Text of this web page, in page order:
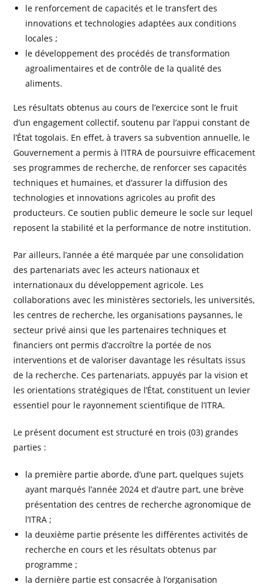
le renforcement de capacités et le transfert des
innovations et technologies adaptées aux conditions
locales ;
le développement des procédés de transformation
agroalimentaires et de contrôle de la qualité des
aliments.
Les résultats obtenus au cours de l’exercice sont le fruit
d’un engagement collectif, soutenu par l’appui constant de
l’État togolais. En effet, à travers sa subvention annuelle, le
Gouvernement a permis à l’ITRA de poursuivre efficacement
ses programmes de recherche, de renforcer ses capacités
techniques et humaines, et d’assurer la diffusion des
technologies et innovations agricoles au profit des
producteurs. Ce soutien public demeure le socle sur lequel
reposent la stabilité et la performance de notre institution.
Par ailleurs, l’année a été marquée par une consolidation
des partenariats avec les acteurs nationaux et
internationaux du développement agricole. Les
collaborations avec les ministères sectoriels, les universités,
les centres de recherche, les organisations paysannes, le
secteur privé ainsi que les partenaires techniques et
financiers ont permis d’accroître la portée de nos
interventions et de valoriser davantage les résultats issus
de la recherche. Ces partenariats, appuyés par la vision et
les orientations stratégiques de l’État, constituent un levier
essentiel pour le rayonnement scientifique de l’ITRA.
Le présent document est structuré en trois (03) grandes
parties :
la première partie aborde, d’une part, quelques sujets
ayant marqués l’année 2024 et d’autre part, une brève
présentation des centres de recherche agronomique de
l’ITRA ;
la deuxième partie présente les différentes activités de
recherche en cours et les résultats obtenus par
programme ;
la dernière partie est consacrée à l’organisation